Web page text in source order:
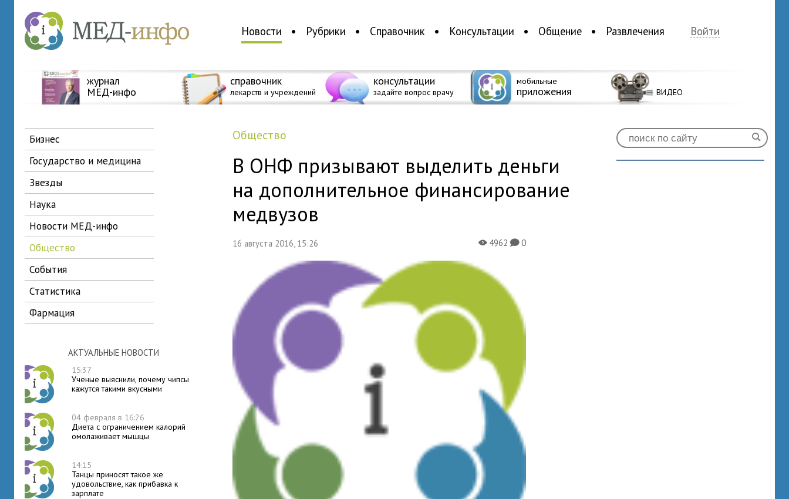
Новости Рубрики Справочник Консультации Общение Развлечения Войти
журнал
МЕД-инфо
справочник
лекарств и учреждений
консультации
задайте вопрос врачу
мобильные
приложения ВИДЕО
бизнес
государство и медицина
звезды
наука
новости МЕД-инфо
общество
события
статистика
фармация
АКТУАЛЬНЫЕ НОВОСТИ
15:37
Ученые выяснили, почему чипсы
кажутся такими вкусными
04 февраля в 16:26
Диета с ограничением калорий
омолаживает мышцы
14:15
Танцы приносят такое же
удовольствие, как прибавка к
зарплате
общество
В ОНФ призывают выделить деньги
на дополнительное финансирование
медвузов
16 августа 2016, 15:26 X4962K0